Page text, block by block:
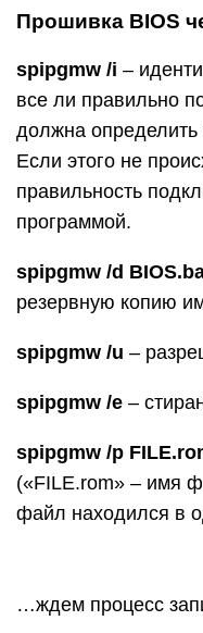
Прошивка BIOS
spipgmw /i –
все ли правильно
должна определить
Если этого не
правильность
программой.
spipgmw /d
резервную копию
spipgmw /u –
spipgmw /e –
spipgmw /p
(«FILE.rom» – имя
файл находился в
…ждем процесс